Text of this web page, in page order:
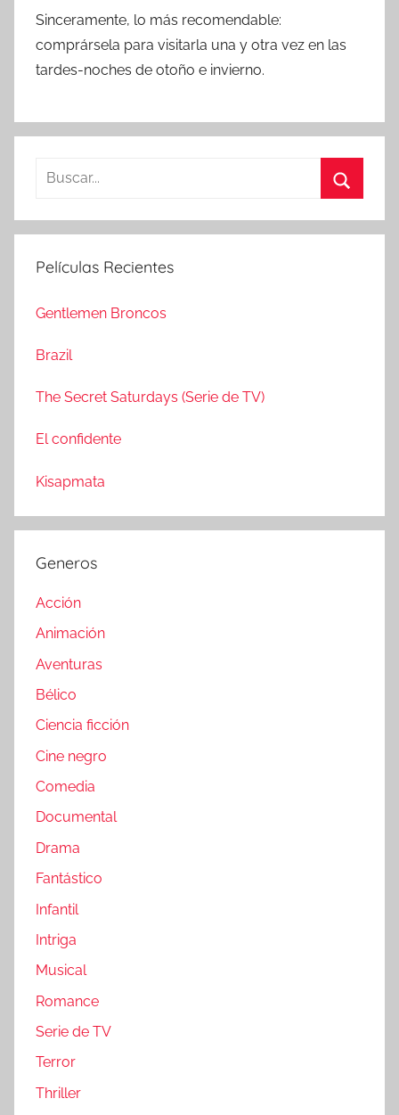
Sinceramente, lo más recomendable:
comprársela para visitarla una y otra vez en las
tardes-noches de otoño e invierno.
s
a
:
u
Películas Recientes
Gentlemen Broncos
Brazil
The Secret Saturdays (Serie de TV)
El confidente
Kisapmata
Generos
Acción
Animación
Aventuras
Bélico
Ciencia ficción
Cine negro
Comedia
Documental
Drama
Fantástico
Infantil
Intriga
Musical
Romance
Serie de TV
Terror
Thriller